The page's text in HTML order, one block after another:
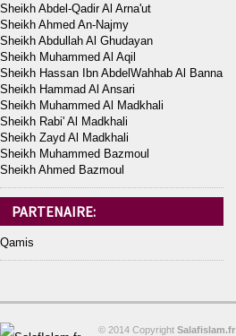
Sheikh Abdel-Qadir Al Arna'ut
Sheikh Ahmed An-Najmy
Sheikh Abdullah Al Ghudayan
Sheikh Muhammed Al Aqil
Sheikh Hassan Ibn AbdelWahhab Al Banna
Sheikh Hammad Al Ansari
Sheikh Muhammed Al Madkhali
Sheikh Rabi' Al Madkhali
Sheikh Zayd Al Madkhali
Sheikh Muhammed Bazmoul
Sheikh Ahmed Bazmoul
PARTENAIRE:
Qamis
© 2014 Copyright Salafislam.fr